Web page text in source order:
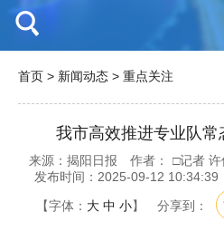
首页 > 新闻动态 > 重点关注
我市高效推进专业队
来源：揭阳日报 作者：
□记者
发布时间：2025-09-12 10:34:39
【字体： 大 中 小】 分享到：